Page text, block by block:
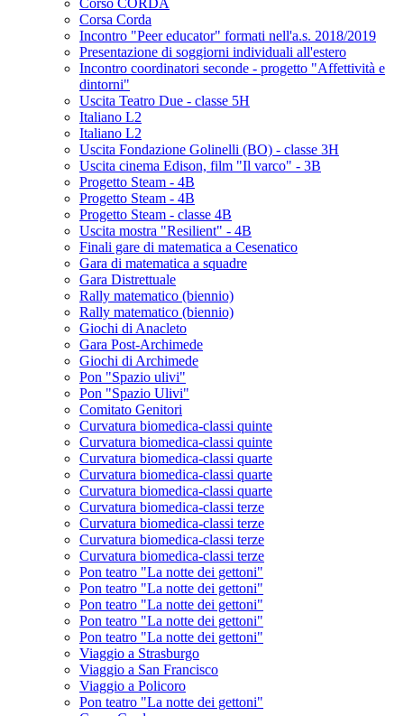
Corso CORDA
Corsa Corda
Incontro "Peer educator" formati nell'a.s. 2018/2019
Presentazione di soggiorni individuali all'estero
Incontro coordinatori seconde - progetto "Affettività e
dintorni"
Uscita Teatro Due - classe 5H
Italiano L2
Italiano L2
Uscita Fondazione Golinelli (BO) - classe 3H
Uscita cinema Edison, film "Il varco" - 3B
Progetto Steam - 4B
Progetto Steam - 4B
Progetto Steam - classe 4B
Uscita mostra "Resilient" - 4B
Finali gare di matematica a Cesenatico
Gara di matematica a squadre
Gara Distrettuale
Rally matematico (biennio)
Rally matematico (biennio)
Giochi di Anacleto
Gara Post-Archimede
Giochi di Archimede
Pon "Spazio ulivi"
Pon "Spazio Ulivi"
Comitato Genitori
Curvatura biomedica-classi quinte
Curvatura biomedica-classi quinte
Curvatura biomedica-classi quarte
Curvatura biomedica-classi quarte
Curvatura biomedica-classi quarte
Curvatura biomedica-classi terze
Curvatura biomedica-classi terze
Curvatura biomedica-classi terze
Curvatura biomedica-classi terze
Pon teatro "La notte dei gettoni"
Pon teatro "La notte dei gettoni"
Pon teatro "La notte dei gettoni"
Pon teatro "La notte dei gettoni"
Pon teatro "La notte dei gettoni"
Viaggio a Strasburgo
Viaggio a San Francisco
Viaggio a Policoro
Pon teatro "La notte dei gettoni"